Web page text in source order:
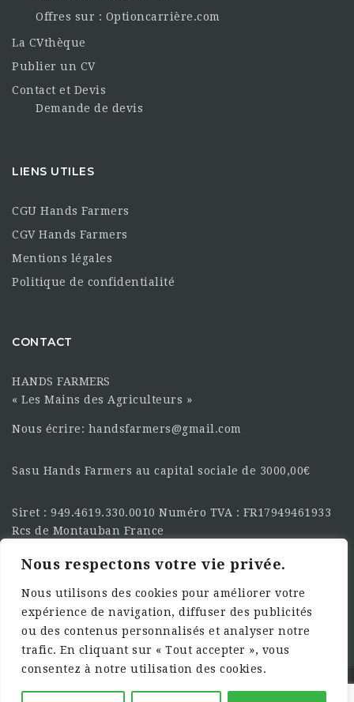
Nous respectons votre vie privée.
Nous utilisons des cookies pour améliorer votre
expérience de navigation, diffuser des publicités
ou des contenus personnalisés et analyser notre
trafic. En cliquant sur « Tout accepter », vous
consentez à notre utilisation des cookies.
Offres sur : Optioncarrière.com
La CVthèque
Publier un CV
Contact et Devis
Demande de devis
LIENS UTILES
CGU Hands Farmers
CGV Hands Farmers
Mentions légales
Politique de confidentialité
CONTACT
HANDS FARMERS
« Les Mains des Agriculteurs »
Nous écrire: handsfarmers@gmail.com
Sasu Hands Farmers au capital sociale de 3000,00€
Siret : 949.4619.330.0010 Numéro TVA : FR17949461933
Rcs de Montauban France
SUIVEZ-NOUS SUR LES
RÉSEAU :
©2025 HandsFarmers. Designed with Web Studio